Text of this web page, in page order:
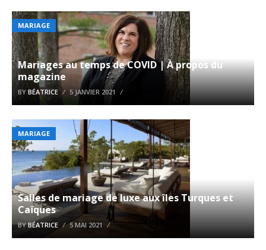
MARIAGE
Mariages au temps de COVID | À propos du
magazine
BY BÉATRICE 5 JANVIER 2021
MARIAGE
Salles de mariage de luxe aux îles Turques et
Caïques
BYBÉATRICE 5 MAI 2021